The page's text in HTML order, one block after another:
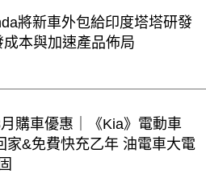
將新車外包給印度塔塔研發
成本與加速產品佈局
購車優惠｜《Kia》電動車
家&免費快充乙年 油電車大電